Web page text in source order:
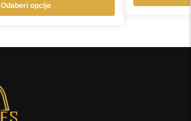
Odaberi opcije